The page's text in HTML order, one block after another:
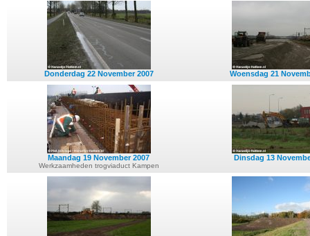
Donderdag 22 November 2007 Woensdag 21
Maandag 19 November 2007
Werkzaamheden trogviaduct Kampen
Dinsdag 13